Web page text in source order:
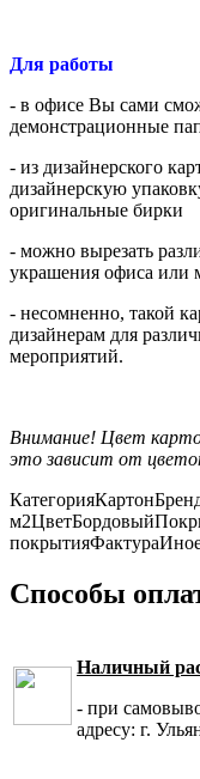
Для работы
- в офисе Вы сами
демонстрационные
- из дизайнерского
дизайнерскую
оригинальные бирки
- можно вырезать
украшения офиса или
- несомненно, такой
дизайнерам для
мероприятий.
Внимание! Цвет
это зависит от
КатегорияКартон
м2ЦветБордовый
покрытияФактура
Способы
Наличный
- при
адресу: г.